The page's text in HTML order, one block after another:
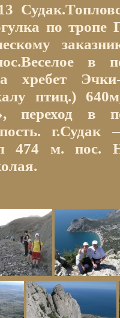
по тропе
в
хребет
птиц.)
переход в
474 м. пос.